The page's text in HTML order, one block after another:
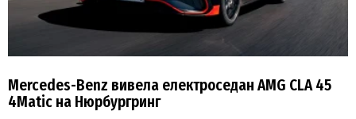
Mercedes-Benz вивела електроседан AMG CLA 45
4Matic на Нюрбургринг